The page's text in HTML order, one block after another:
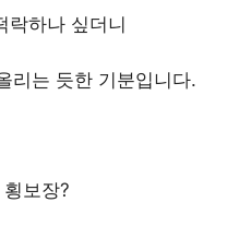
락하나 싶더니
리는 듯한 기분입니다.
보장?